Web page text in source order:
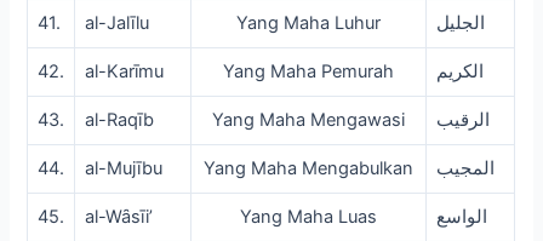
41. al-Jalīlu Yang Maha Luhur الجليل
42. al-Karīmu Yang Maha Pemurah الكريم
43. al-Raqīb Yang Maha Mengawasi الرقيب
44. al-Mujību Yang Maha Mengabulkan المجيب
45. al-Wȃsīi’ Yang Maha Luas الواسع